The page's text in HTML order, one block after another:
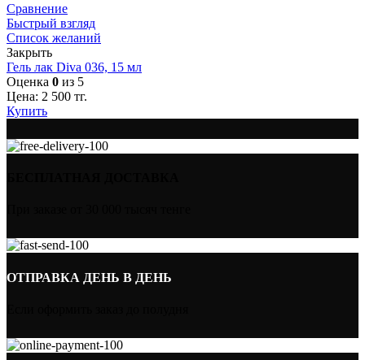
Сравнение
Быстрый взгляд
Список желаний
Закрыть
Гель лак Diva 036, 15 мл
Оценка 0 из 5
Цена: 2 500 тг.
Купить
ОТПРАВКА ДЕНЬ В ДЕНЬ